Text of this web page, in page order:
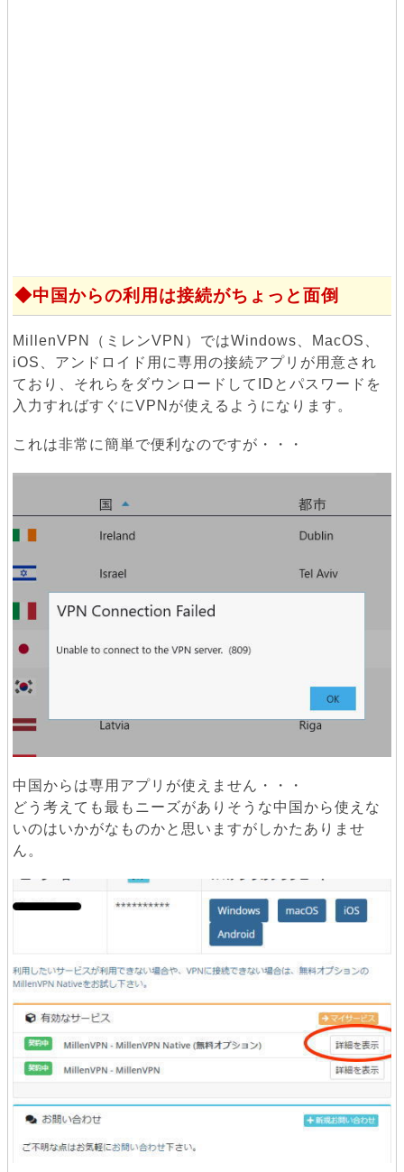
中国からの利用は接続がちょっと面倒
MillenVPN（ミレンVPN）ではWindows、MacOS、
iOS、アンドロイド用に専用の接続アプリが用意され
ており、それらをダウンロードしてIDとパスワードを
入力すればすぐにVPNが使えるようになります。
これは非常に簡単で便利なのですが・・・
中国からは専用アプリが使えません・・・
どう考えても最もニーズがありそうな中国から使えな
いのはいかがなものかと思いますがしかたありませ
ん。